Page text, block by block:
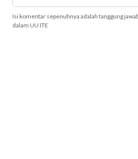
Isi komentar sepenuhnya adalah tanggung
dalam UU ITE